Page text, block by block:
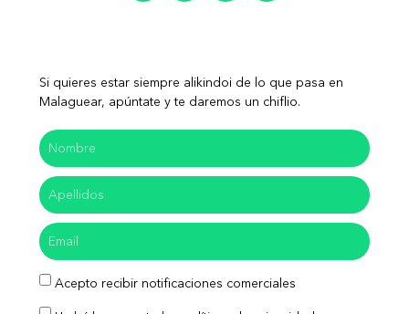
Si quieres estar siempre alikindoi de lo que pasa en
Malaguear, apúntate y te daremos un chiflio.
Acepto recibir notificaciones comerciales